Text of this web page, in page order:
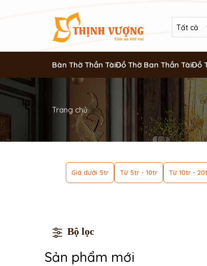
Bàn Thờ Thần TàiĐồ Thờ Ban Thần TàiĐồ
Trang chủ
Giá dưới 5tr Từ 5tr - 10tr Từ 10tr -
Bộ lọc
Sản phẩm mới